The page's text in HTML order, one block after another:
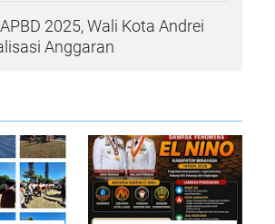
2025, Wali Kota Andrei
Anggaran